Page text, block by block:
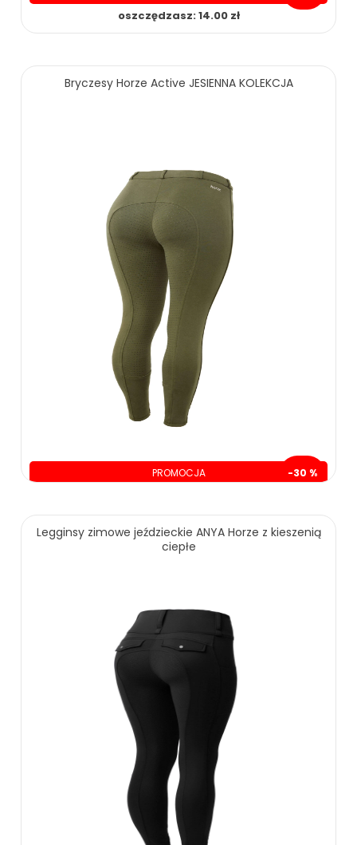
oszczędzasz: 14.00 zł
Bryczesy Horze Active JESIENNA KOLEKCJA
PROMOCJA -30 %
Legginsy zimowe jeździeckie ANYA Horze z kieszenią
ciepłe